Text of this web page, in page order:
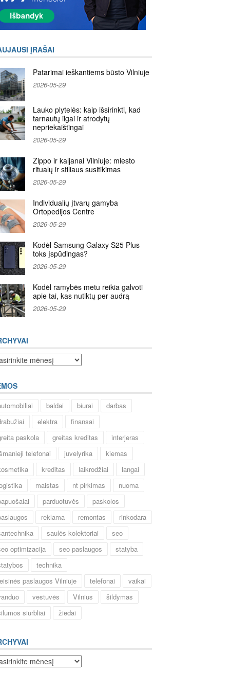
ĮRAŠAI
Patarimai ieškantiems būsto Vilniuje
2026-05-29
Lauko plytelės: kaip išsirinkti, kad
tarnautų ilgai ir atrodytų
nepriekaištingai
2026-05-29
Zippo ir kaljanai Vilniuje: miesto
ritualų ir stiliaus susitikimas
2026-05-29
Individualių įtvarų gamyba
Ortopedijos Centre
2026-05-29
Kodėl Samsung Galaxy S25 Plus
toks įspūdingas?
2026-05-29
Kodėl ramybės metu reikia galvoti
apie tai, kas nutiktų per audrą
2026-05-29
baldai biurai
darbas
elektra
finansai
paskola
greitas kreditas
interjeras
telefonai
juvelyrika
kiemas
kreditas laikrodžiai
langai
maistas nt pirkimas
nuoma
parduotuvės
paskolos
reklama remontas
rinkodara
saulės kolektoriai
seo
optimizacija
seo paslaugos
statyba
technika
paslaugos Vilniuje
telefonai
vaikai
vestuvės Vilnius
šildymas
siurbliai
žiedai